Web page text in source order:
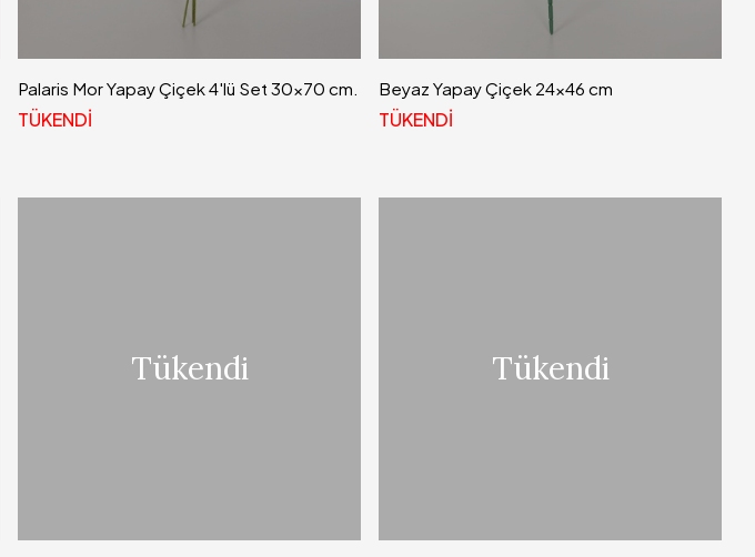
Palaris Mor Yapay Çiçek 4'lü Set 30x70 cm.
TÜKENDİ
Beyaz Yapay Çiçek 24x46 cm
TÜKENDİ
Tükendi Tükendi